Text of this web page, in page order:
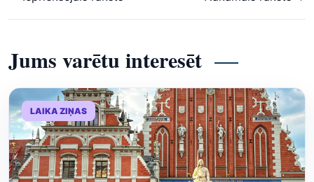
Jums varētu interesēt
LAIKA ZIŅAS